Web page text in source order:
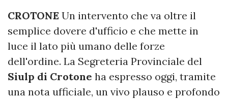
CROTONE Un intervento che va oltre il
semplice dovere d'ufficio e che mette in
luce il lato più umano delle forze
dell'ordine. La Segreteria Provinciale del
Siulp di Crotone ha espresso oggi, tramite
una nota ufficiale, un vivo plauso e profondo